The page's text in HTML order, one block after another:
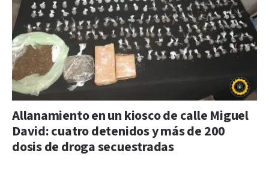
Allanamiento en un kiosco de calle Miguel
David: cuatro detenidos y más de 200
dosis de droga secuestradas